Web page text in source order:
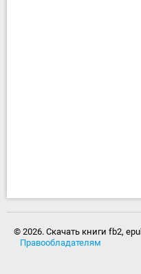
© 2026. Скачать книги fb2,
Правообладателям